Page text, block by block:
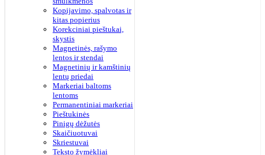
Kopijavimo, spalvotas ir
kitas popierius
Korekciniai pieštukai,
skystis
Magnetinės, rašymo
lentos ir stendai
Magnetinių ir kamštinių
lentų priedai
Markeriai baltoms
lentoms
Permanentiniai markeriai
Pieštukinės
Pinigų dėžutės
Skaičiuotuvai
Skriestuvai
Teksto žymėkliai